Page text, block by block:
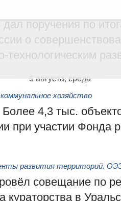
поручения по
о
технологическим
5 августа, среда
хозяйство
4,3 тыс.
при участии Фонда
развития территорий.
совещание по
кураторства в